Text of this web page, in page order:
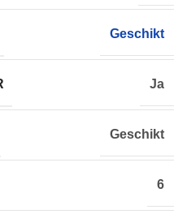
Geschikt
Ja
Geschikt
6